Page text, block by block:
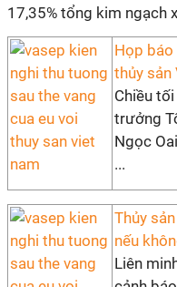
17,35% tổng kim ngạch
Họp báo
thủy sản
Chiều
trưởng
Ngọc
...
Thủy
nếu
Liên